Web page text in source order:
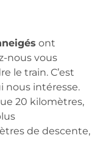
ont
nous vous
le train. C’est
nous intéresse.
20 kilomètres,
de descente,